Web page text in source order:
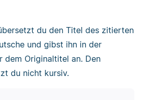
du den Titel des zitierten
und gibst ihn in der
dem Originaltitel an. Den
du nicht kursiv.